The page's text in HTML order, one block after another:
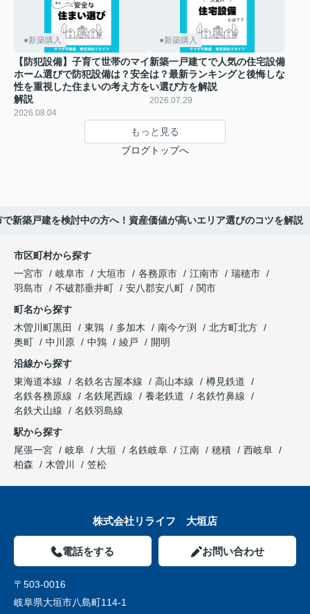
●新築購入
【防犯設備】子育て世帯のマイ
ホーム選びで防犯設備は？安全
性を重視した住まいの考え方を
解説
2026.08.04
●新築購入
新築一戸建てで人気の住宅設備
は？最新ランキングと後悔しな
い選び方を解説
2026.07.29
もっと見る
ブログトップへ
で新築戸建を検討中の方へ！資産価値が高いエリア選びのコツを解説
市区町村から探す
一宮市
岐阜市 大垣市 各務原市 江南市
瑞穂市
羽島市
不破郡垂井町 安八郡安八町
関市
町名から探す
木曽川町黒田
東鶉 多加木 南今ケ渕
北方町北方
奥町
中川原 中鶉 綾戸
開明
沿線から探す
東海道本線
名鉄名古屋本線 高山本線
樽見鉄道
名鉄各務原線
名鉄尾西線 養老鉄道
名鉄竹鼻線
名鉄犬山線
名鉄羽島線
駅から探す
尾張一宮
岐阜 大垣 名鉄岐阜 江南 穂積
西岐阜
柏森
木曽川 笠松
株式会社リライフ 大垣店
電話をする お問い合わせ
〒503-0016
岐阜県大垣市八島町114-1